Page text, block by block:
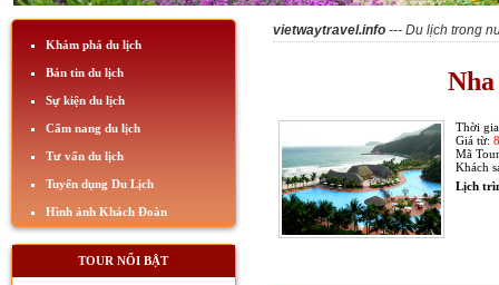
Khám phá du lịch
Bản tin du lịch
Sự kiện du lịch
Cẩm nang du lịch
Tư vấn du lịch
Tuyển dụng Du Lịch
Hình ảnh Khách Đoàn
TOUR NỔI BẬT
vietwaytravel.info --- Du lịch trong
Thời
Giá từ:
Mã
Khách
Lịch